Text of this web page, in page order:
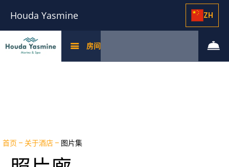
Houda Yasmine ZH
房间
首页 – 关于酒店 – 图片集